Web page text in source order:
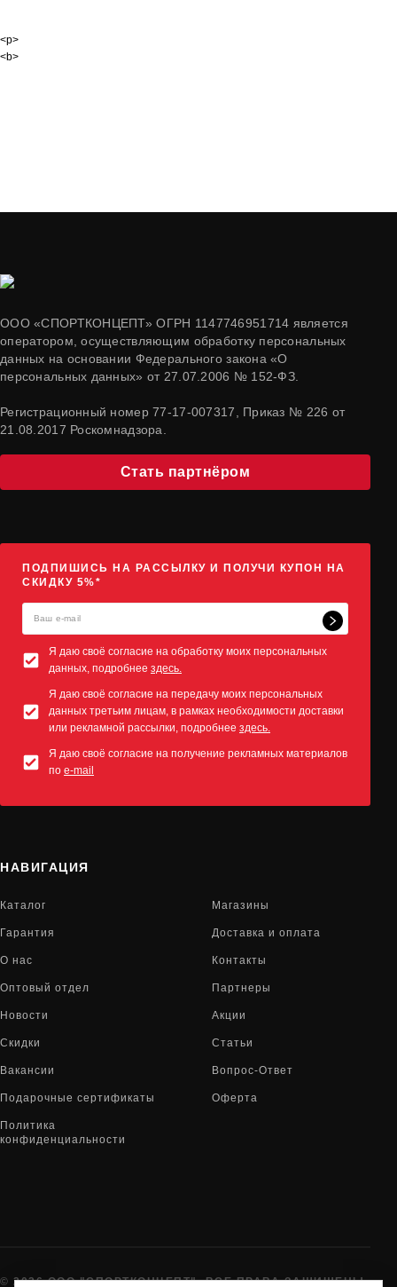
<p>
<b>
ООО «СПОРТКОНЦЕПТ» ОГРН 1147746951714 является
оператором, осуществляющим обработку персональных
данных на основании Федерального закона «О
персональных данных» от 27.07.2006 № 152-ФЗ.
Регистрационный номер 77-17-007317, Приказ № 226 от
21.08.2017 Роскомнадзора.
Стать партнёром
ПОДПИШИСЬ НА РАССЫЛКУ И ПОЛУЧИ КУПОН НА
СКИДКУ 5%*
Я даю своё согласие на обработку моих персональных
данных, подробнее здесь.
Я даю своё согласие на передачу моих персональных
данных третьим лицам, в рамках необходимости доставки
или рекламной рассылки, подробнее здесь.
Я даю своё согласие на получение рекламных материалов
по e-mail
НАВИГАЦИЯ
Каталог Магазины
Гарантия Доставка и оплата
О нас Контакты
Оптовый отдел Партнеры
Новости Акции
Скидки Статьи
Вакансии Вопрос-Ответ
Подарочные сертификаты Оферта
Политика
конфиденциальности
© 2026 ООО "СПОРТКОНЦЕПТ". ВСЕ ПРАВА ЗАЩИЩЕНЫ